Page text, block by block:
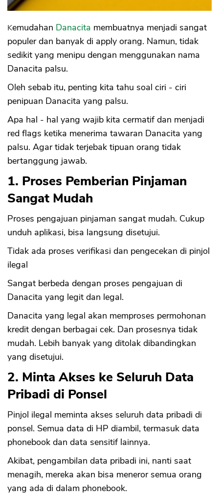
Kemudahan Danacita membuatnya menjadi sangat
populer dan banyak di apply orang. Namun, tidak
sedikit yang menipu dengan menggunakan nama
Danacita palsu.
Oleh sebab itu, penting kita tahu soal ciri - ciri
penipuan Danacita yang palsu.
Apa hal - hal yang wajib kita cermatif dan menjadi
red flags ketika menerima tawaran Danacita yang
palsu. Agar tidak terjebak tipuan orang tidak
bertanggung jawab.
1. Proses Pemberian Pinjaman
Sangat Mudah
Proses pengajuan pinjaman sangat mudah. Cukup
unduh aplikasi, bisa langsung disetujui.
Tidak ada proses verifikasi dan pengecekan di pinjol
ilegal
Sangat berbeda dengan proses pengajuan di
Danacita yang legit dan legal.
Danacita yang legal akan memproses permohonan
kredit dengan berbagai cek. Dan prosesnya tidak
mudah. Lebih banyak yang ditolak dibandingkan
yang disetujui.
2. Minta Akses ke Seluruh Data
Pribadi di Ponsel
Pinjol ilegal meminta akses seluruh data pribadi di
ponsel. Semua data di HP diambil, termasuk data
phonebook dan data sensitif lainnya.
Akibat, pengambilan data pribadi ini, nanti saat
menagih, mereka akan bisa meneror semua orang
yang ada di dalam phonebook.